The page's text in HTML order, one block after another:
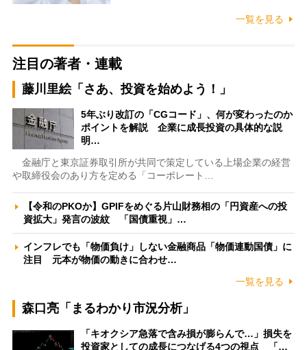
一覧を見る
注目の著者・連載
藤川里絵「さあ、投資を始めよう！」
5年ぶり改訂の「CGコード」、何が変わったのか
ポイントを解説 企業に成長投資の具体的な説
明…
金融庁と東京証券取引所が共同で策定している上場企業の経営
や取締役会のあり方を定める「コーポレート…
【令和のPKOか】GPIFをめぐる片山財務相の「円資産への投
資拡大」発言の波紋 「国債重視」…
インフレでも「物価負け」しない金融商品「物価連動国債」に
注目 元本が物価の動きに合わせ…
一覧を見る
森口亮「まるわかり市況分析」
「キオクシア急落で含み損が膨らんで…」損失を
投資家としての成長につなげる4つの視点 「…